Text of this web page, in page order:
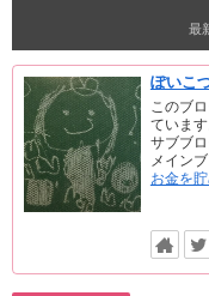
最
ぽいこ
このブ
ています
サブブロ
メイン
お金を